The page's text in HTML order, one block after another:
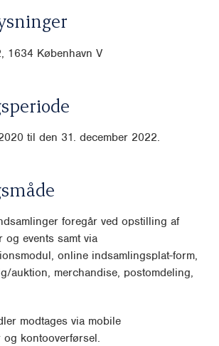
1634 København V
til den 31. december 2022.
foregår ved opstilling af
og events samt via
online indsamlingsplat-form,
auktion, merchandise, postomdeling,
modtages via mobile
kontooverførsel.